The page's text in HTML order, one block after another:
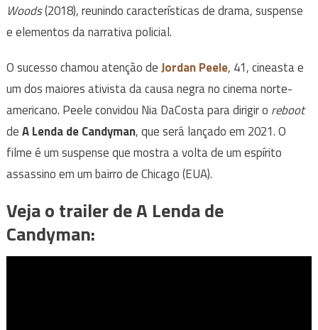
Woods(2018), reunindo características de drama, suspense
e elementos da narrativa policial.
O sucesso chamou atenção deJordan Peele, 41, cineasta e
um dos maiores ativista da causa negra no cinema norte-
americano. Peele convidou Nia DaCosta para dirigir o reboot
deA Lenda de Candyman, que será lançado em 2021. O
filme é um suspense que mostra a volta de um espírito
assassino em um bairro de Chicago (EUA).
Veja o trailer deA Lenda de
Candyman: